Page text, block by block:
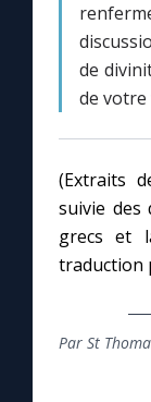
de
de
(Extraits
suivie des
grecs et
traduction
Par St